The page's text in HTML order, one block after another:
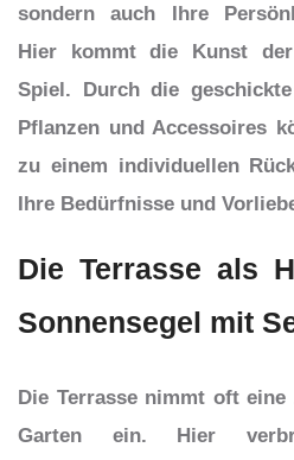
sondern auch Ihre
Hier kommt die Kunst
Spiel. Durch die
Pflanzen und Accessoires
zu einem individuellen
Ihre Bedürfnisse und
Die Terrasse als
Sonnensegel mit
Die Terrasse nimmt oft
Garten ein. Hier